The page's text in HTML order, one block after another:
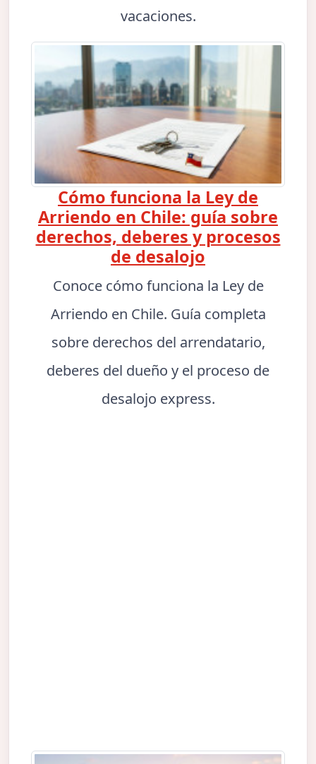
vacaciones.
Cómo funciona la Ley de
Arriendo en Chile: guía sobre
derechos, deberes y procesos
de desalojo
Conoce cómo funciona la Ley de
Arriendo en Chile. Guía completa
sobre derechos del arrendatario,
deberes del dueño y el proceso de
desalojo express.